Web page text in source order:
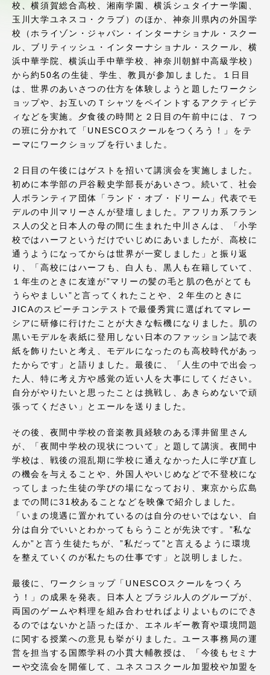
校、横須賀総合高校、湘南学園、横浜シュタイナー学園、
玉川大学ユネスコ・クラブ）のほか、神奈川県内の外国学
校（ホライゾン・ジャパン・インターナショナル・スクー
ル、ブリティッシュ・インターナショナル・スクール、横
浜中華学院、横浜山手中華学校、神奈川朝鮮中高級学校）
から約50名の生徒、学生、教員が参加しました。１日目
は、世界のあいさつの仕方を体験しようと題したワークシ
ョップや、お互いのＴシャツをペイントするアクティビテ
ィなどを実施。夕食後の時間と２日目の午前中には、７つ
の班に分かれて「UNESCOスクールをつくろう！」をテ
ーマにワークショップを行いました。
２日目の午後にはゲストを招いて講演会を実施しました。
初めに本学部の戸谷毅史学部長があいさつ。続いて、社会
人ボランティア団体「ランド・オブ・ドリーム」代表でモ
デルの中川マリーさんが登壇しました。アフリカ系フラン
ス人の父と日本人の母の間に生まれた中川さんは、「小学
校ではハーフというだけでいじめにあいましたが、高校に
通うようになってからは世界が一変しました」と振り返
り、「高校にはハーフも、白人も、黒人も在籍していて、
１年生のときに友達が”マリーの髪の毛と肌の色がとても
うらやましい”と言ってくれたことや、２年生のときに
JICAのスピーチコンテストで最優秀賞に選ばれてマレー
シアに研修に行けたことが大きな転機になりました。肌の
黒いモデルを表紙に登用しない日本のファッション誌で表
紙を飾りたいと考え、モデルになったのも高校時代があっ
たからです」と語りました。最後に、「人生の中で出会っ
た人、特に考え方や感覚の近い人を大事にしてください。
自分がやりたいと思ったことは挑戦し、あきらめないで頑
張ってください」とエールを送りました。
その後、夜間中学校の音楽教員経験のある澤井留里さん
が、「夜間中学校の現状について」と題して講演。夜間中
学校は、戦後の混乱期に学校に通えなかった人に学び直し
の機会を与えることや、外国人やいじめなどで不登校にな
ってしまった生徒の学びの場になっており、東京から広島
までの間に31校あることなどを映像で紹介しました。
「いまの境遇に置かれているのは自分のせいではない、自
分は自分でいいとわかってもらうことが先決です。”私な
んか”と言う生徒たちが、”私だって”と言えるように環境
を整えていくのが私たちの仕事です」と説明しました。
最後に、ワークショップ「UNESCOスクールをつくろ
う！」の成果を発表。日本人とブラジル人のグループが、
両国のゲームや料理を組み合わせればよりよいものにでき
るのではないかと語ったほか、エネルギー教育や環境問題
に関する授業への意見も挙がりました。ユース事務局の運
営を担当する国際学科の小貫大輔教授は、「今後もセミナ
ーや交流会を開催して、ユネスコスクール加盟校や加盟を
アクセス情報
品川キャンパス 湘南キャンパス
伊勢原キャンパス 静岡キャンパス
熊本キャンパス
阿蘇くまもと
臨空キャンパス
札幌キャンパス
TOKAIスポーツ
ニュースリリース
認証評価
教育研究上の目的及び養成する人材像と３つの
ポリシー
資料請求 お問い合わせ
在学生・保護者向けポータル（TIPS）